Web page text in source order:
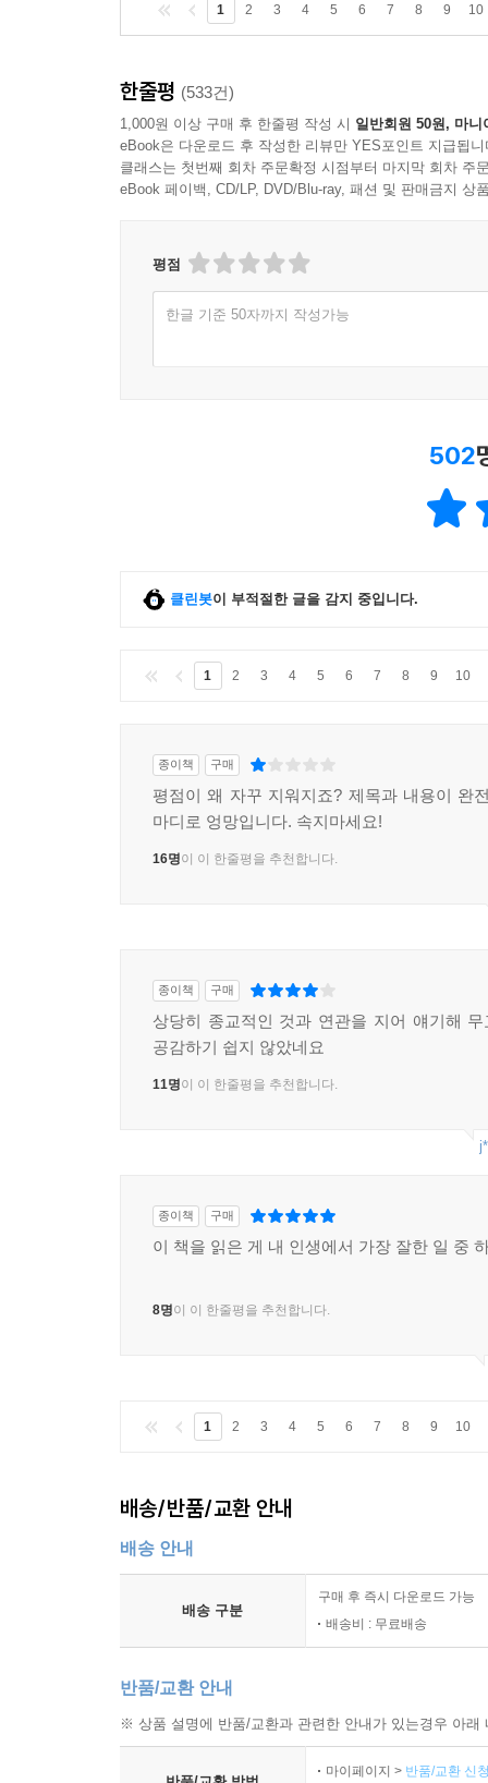
1 2 3 4 5 6 7 8 9 10
한줄평 (533건)
1,000원 이상 구매 후 한줄평 작성 시 일반회원 50원, 마니
eBook은 다운로드 후 작성한 리뷰만 YES포인트 지급됩니
클래스는 첫번째 회차 주문확정 시점부터 마지막 회차 주
eBook 페이백, CD/LP, DVD/Blu-ray, 패션 및 판매금지 상
평점
한글 기준 50자까지 작성가능
502
클린봇이 부적절한 글을 감지 중입니다.
1 2 3 4 5 6 7 8 9 10
종이책 구매
평점이 왜 자꾸 지워지죠? 제목과 내용이 완
마디로 엉망입니다. 속지마세요!
16명이 이 한줄평을 추천합니다.
종이책 구매
상당히 종교적인 것과 연관을 지어 얘기해
공감하기 쉽지 않았네요
11명이 이 한줄평을 추천합니다.
종이책 구매
이 책을 읽은 게 내 인생에서 가장 잘한 일 중
8명이 이 한줄평을 추천합니다.
1 2 3 4 5 6 7 8 9 10
배송/반품/교환 안내
배송 안내
배송 구분
구매 후 즉시 다운로드 가능
배송비 : 무료배송
반품/교환 안내
※ 상품 설명에 반품/교환과 관련한 안내가 있는경우 아
마이페이지 > 반품/교환 신